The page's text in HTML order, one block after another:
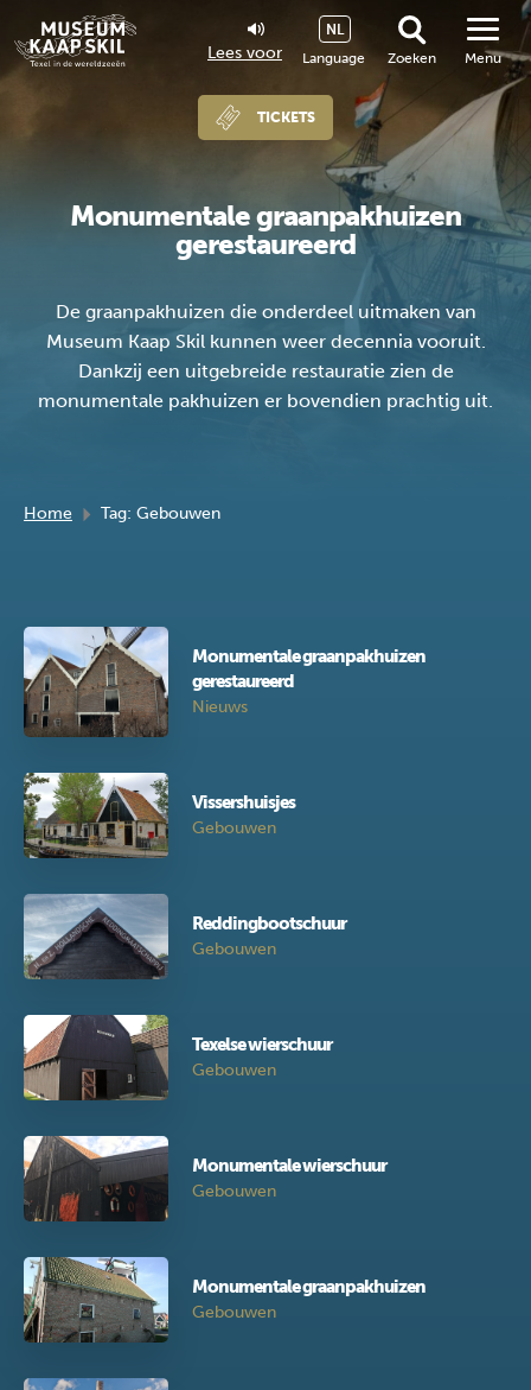
Lees voor Language
NL
Zoeken
TICKETS
Menu
Monumentale graanpakhuizen
gerestaureerd
De graanpakhuizen die onderdeel uitmaken van
Museum Kaap Skil kunnen weer decennia vooruit.
Dankzij een uitgebreide restauratie zien de
monumentale pakhuizen er bovendien prachtig uit.
Home Tag: Gebouwen
Monumentale graanpakhuizen
gerestaureerd
Nieuws
Vissershuisjes
Gebouwen
Reddingbootschuur
Gebouwen
Texelse wierschuur
Gebouwen
Monumentale wierschuur
Gebouwen
Monumentale graanpakhuizen
Gebouwen